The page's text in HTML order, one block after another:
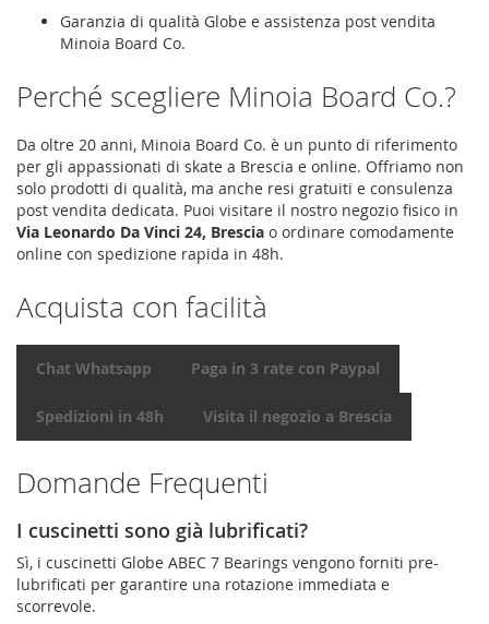
Garanzia di qualità Globe e assistenza post vendita
Minoia Board Co.
Perché scegliere Minoia Board Co.?
Da oltre 20 anni, Minoia Board Co. è un punto di riferimento
per gli appassionati di skate a Brescia e online. Offriamo non
solo prodotti di qualità, ma anche resi gratuiti e consulenza
post vendita dedicata. Puoi visitare il nostro negozio fisico in
Via Leonardo Da Vinci 24, Brescia o ordinare comodamente
online con spedizione rapida in 48h.
Acquista con facilità
Chat Whatsapp Paga in 3 rate con Paypal
Spedizioni in 48h Visita il negozio a Brescia
Domande Frequenti
I cuscinetti sono già lubrificati?
Sì, i cuscinetti Globe ABEC 7 Bearings vengono forniti pre-
lubrificati per garantire una rotazione immediata e
scorrevole.